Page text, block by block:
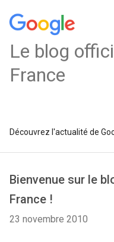
Le blog
France
Découvrez l'actualité de
Bienvenue sur le
France !
23 novembre 2010